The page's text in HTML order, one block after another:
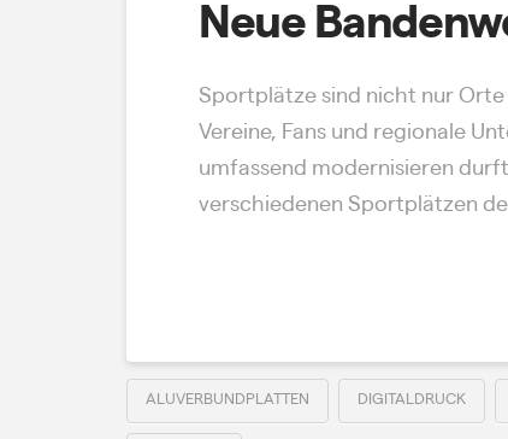
Neue
Sportplätze sind nicht nur
Vereine, Fans und regionale
umfassend modernisieren
verschiedenen Sportplätzen
ALUVERBUNDPLATTEN DIGITALDRUCK